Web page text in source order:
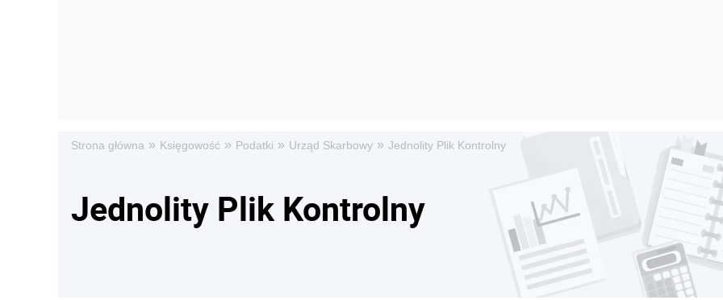
Strona główna » Księgowość » Podatki » Urząd Skarbowy » Jednolity Plik Kontrolny
Jednolity Plik Kontrolny